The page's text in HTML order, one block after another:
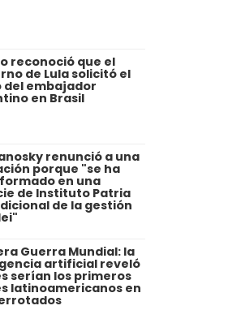
reconoció que el
de Lula solicitó el
embajador
en Brasil
renunció a una
porque "se ha
en una
de Instituto Patria
de la gestión
Guerra Mundial: la
artificial reveló
serían los primeros
latinoamericanos en